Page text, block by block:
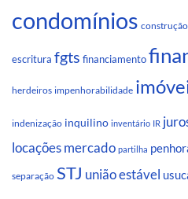
condomínios construção
escritura fgts financiamento
herdeiros impenhorabilidade
indenização inquilino inventário IR
locações mercado partilha
separação STJ união estável